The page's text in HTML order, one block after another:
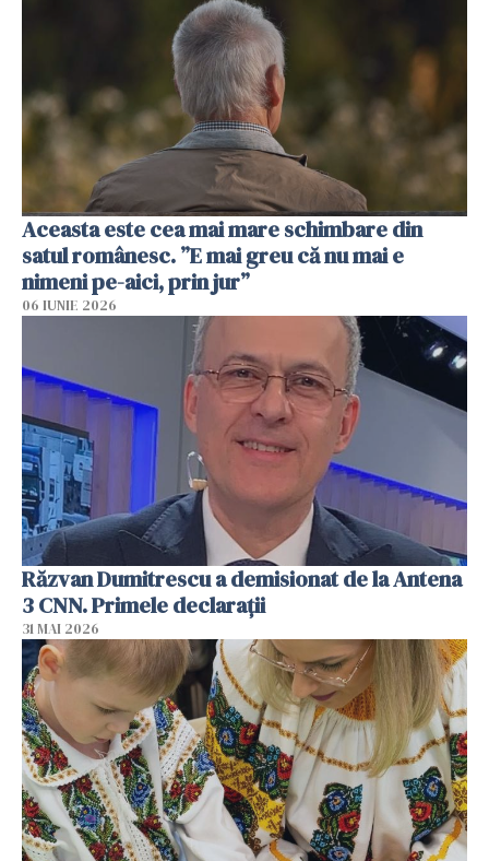
Aceasta este cea mai mare schimbare din
satul românesc. ”E mai greu că nu mai e
nimeni pe-aici, prin jur”
06 IUNIE 2026
Răzvan Dumitrescu a demisionat de la Antena
3 CNN. Primele declarații
31 MAI 2026